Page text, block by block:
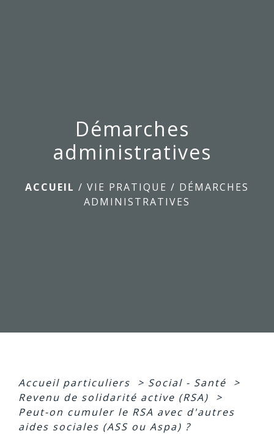
Démarches
administratives
ACCUEIL / VIE PRATIQUE / DÉMARCHES
ADMINISTRATIVES
Accueil particuliers > Social - Santé
>
Revenu de solidarité active (RSA)
>
Peut-on cumuler le RSA avec d'autres
aides sociales (ASS ou Aspa) ?